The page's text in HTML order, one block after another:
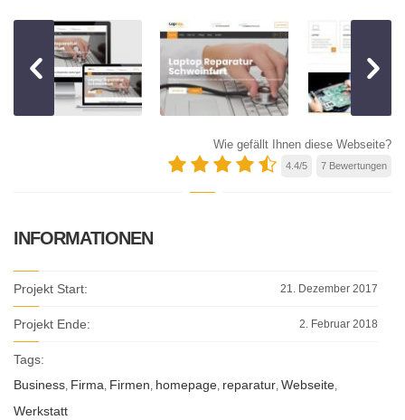
Wie gefällt Ihnen diese Webseite?
4.4/5 7 Bewertungen
INFORMATIONEN
Projekt Start: 21. Dezember 2017
Projekt Ende: 2. Februar 2018
Tags:
Business, Firma, Firmen, homepage, reparatur, Webseite,
Werkstatt